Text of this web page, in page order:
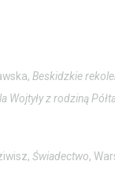
Beskidzkie
Wojtyły z rodziną
Świadectwo,